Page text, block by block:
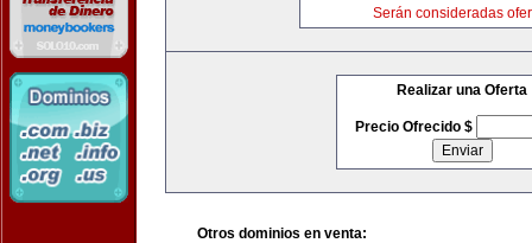
Serán consideradas
Realizar una Oferta
Precio Ofrecido $
Otros dominios en venta: